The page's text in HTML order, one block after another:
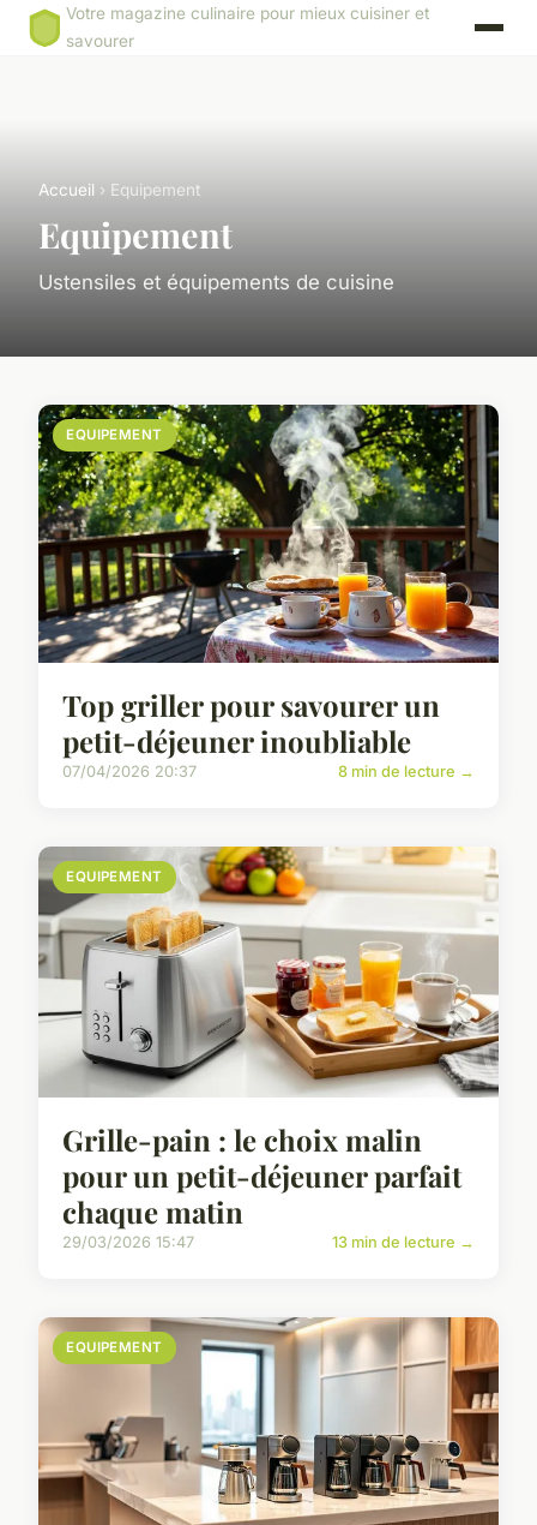
Votre magazine culinaire pour mieux cuisiner et
savourer
Accueil › Equipement
Equipement
Ustensiles et équipements de cuisine
EQUIPEMENT
Top griller pour savourer un
petit-déjeuner inoubliable
07/04/2026 20:37 8 min de lecture →
EQUIPEMENT
Grille-pain : le choix malin
pour un petit-déjeuner parfait
chaque matin
29/03/2026 15:47 13 min de lecture →
EQUIPEMENT